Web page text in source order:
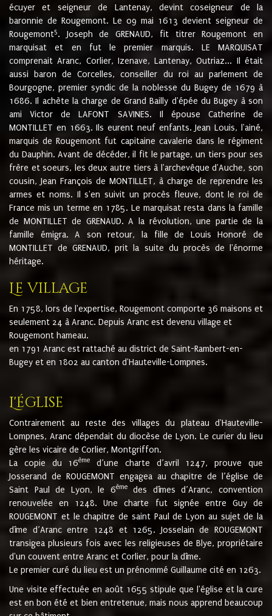
écuyer et seigneur de Lantenay, devint coseigneur de la
baronnie de Rougemont. Le 09 mai 1613 devient seigneur de
Rougemont5. Joseph de GRENAUD, fit titrer Rougemont en
marquisat et en fut le premier marquis. LE MARQUISAT
comprenait Aranc, Corlier, Izenave, Lantenay, Outriaz... Il était
aussi baron de Corcelles, conseiller du roi au parlement de
Bourgogne, premier syndic de la noblesse du Bugey de 1679 à
1686. Il achète la charge de Grand Bailly d'épée du Bugey à son
ami Victor de LAFONT SAVINES. Il épouse Catherine de
MONTILLET en 1663. Ils eurent neuf enfants. Jean Louis, l'ainé,
marquis de Rougemont fut capitaine cavalerie dans le régiment
du Dauphin. Avant de décéder, il fit le partage, un tiers pour ses
frère et soeurs, les deux autre tiers à l'archevêque d'Auche, son
cousin, Jean François de MONTILLET, à charge de reprendre les
armes et noms. Il s'en suivit un procès fleuve, dont le roi de
France mis un terme en 1785. Le marquisat resta dans la famille
de MONTILLET de GRENAUD. A la révolution, une partie de la
famille émigra. A son retour, la fille de Louis Honoré de
MONTILLET de GRENAUD, prit la suite du procès de l'énorme
héritage.
Le village
En 1758, lors de l'expertise, Rougemont comporte 36 maisons et
seulement 24 à Aranc. Depuis Aranc est devenu village et
Rougemont hameau.
en 1791 Aranc est rattaché au district de Saint-Rambert-en-
Bugey et en 1802 au canton d'Hauteville-Lompnes.
L'église
Contrairement au reste des villages du plateau d'Hauteville-
Lompnes, Aranc dépendait du diocèse de Lyon. Le curier du lieu
gère les vicaire de Corlier, Montgriffon.
La copie du 16ème
d’une charte d’avril 1247, prouve que
Josserand de ROUGEMONT engagea au chapitre de l’église de
Saint Paul de Lyon, le 6èmedes dîmes d’Aranc, convention
renouvelée en 1248. Une charte fut signée entre Guy de
ROUGEMONT et le chapitre de saint Paul de Lyon au sujet de la
dîme d’Aranc entre 1248 et 1265. Josselain de ROUGEMONT
transigea plusieurs fois avec les religieuses de Blye, propriétaire
d'un couvent entre Aranc et Corlier, pour la dîme.
Le premier curé du lieu est un prénommé Guillaume cité en 1263.
Une visite effectuée en août 1655 stipule que l'église et la cure
est en bon été et bien entretenue, mais nous apprend beaucoup